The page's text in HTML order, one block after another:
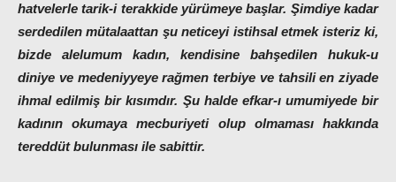
hatvelerle tarik-i terakkide yürümeye başlar. Şimdiye kadar
serdedilen mütalaattan şu neticeyi istihsal etmek isteriz ki,
bizde alelumum kadın, kendisine bahşedilen hukuk-u
diniye ve medeniyyeye rağmen terbiye ve tahsili en ziyade
ihmal edilmiş bir kısımdır. Şu halde efkar-ı umumiyede bir
kadının okumaya mecburiyeti olup olmaması hakkında
tereddüt bulunması ile sabittir.